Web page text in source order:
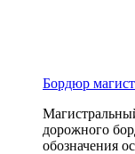
Бордюр
дорожного
обозначения